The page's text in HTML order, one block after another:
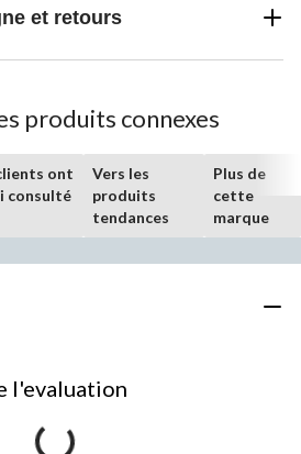
et retours
produits connexes
ont
consulté
Vers les
produits
tendances
Plus de
cette
marque
l'evaluation